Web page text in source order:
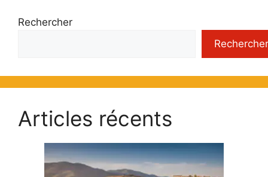
Rechercher
Rechercher
Articles récents